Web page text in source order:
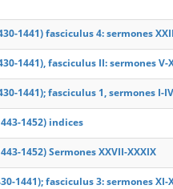
1441) fasciculus 4: sermones
1441), fasciculus II: sermones V-
1441); fasciculus 1, sermones I-IV
1452) indices
1452) Sermones XXVII-XXXIX
1441); fasciculus 3: sermones XI-